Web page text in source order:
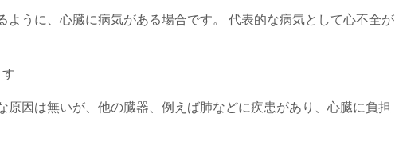
ように、心臓に病気がある場合です。 代表的な病気として心不全が
原因は無いが、他の臓器、例えば肺などに疾患があり、心臓に負担